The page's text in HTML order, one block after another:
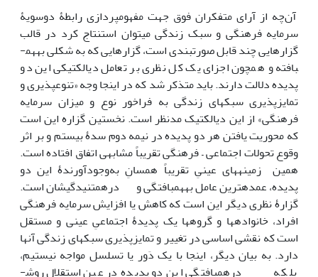
آن‌چه از آرای متفکران فوق جهت مفهوم­پردازی رابطۀ دوسویۀ
سرمایه فرهنگی و سبک زندگی می­توان استنتاج کرد در قالب
گزارهایی چند قابل صورت­بندی است، گزارهایی که به شکلی به­هم­
بافته و همچون اجزای یک کل نظری بر تعامل دیالکتیکی این دو
پدیده دلالت دارند. باید متذکر شد که در اینجا وجه «تنوع­پذیری و
تمایزپذیری سبک­های زندگی به فراخور نوع و میزان سرمایه
فرهنگی» از این دیالکتیک مدنظر است. نخستین گزاره این است
که محوریت یافتن هر دو پدیده در نیمه دوم سدۀ بیستم و بر اثر
وقوع تحولات اجتماعی – فرهنگی تقریباً مشابهی اتفاق افتاده است.
همین زمینه­های عینیِ تقریباً همسانِ به‌وجودآورندۀ این دو
پدیده، عمده­ترین عامل به­هم­بافتگی و درهم­تنیدگی­شان است.
گزارۀ نظری دیگر این است که کاهش یا افزایش سرمایه فرهنگی
افراد، خانواده­ها و گروه­ها یک پدیدۀ اجتماعیِ عینی و مستقل
است که نقشی اساسی در تغییر و تمایزپذیری سبک­های زندگی آن‏ها
دارد. به بیان دیگر، اینجا با یک دَور یا تسلسل مواجه نیستیم،
بلکه درهم­بافتگی این دو پدیده در عین استقلال روش­